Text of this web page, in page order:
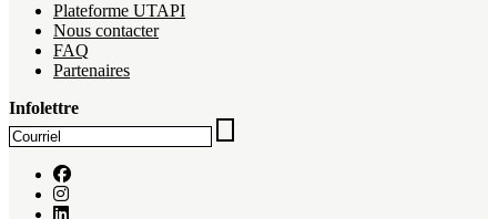
Plateforme UTAPI
Nous contacter
FAQ
Partenaires
Infolettre